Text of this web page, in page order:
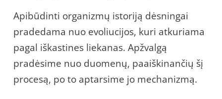
Apibūdinti organizmų istoriją dėsningai
pradedama nuo evoliucijos, kuri atkuriama
pagal iškastines liekanas. Apžvalgą
pradėsime nuo duomenų, paaiškinančių šį
procesą, po to aptarsime jo mechanizmą.